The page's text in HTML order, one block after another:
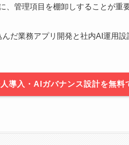
管理項目を棚卸しすることが重要
だ業務アプリ開発と社内AI運用
導入・AIガバナンス設計を無料